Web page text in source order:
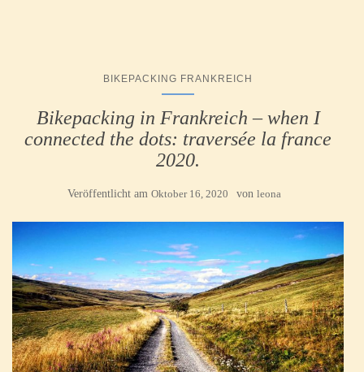
BIKEPACKING FRANKREICH
Bikepacking in Frankreich – when I
connected the dots: traversée la france
2020.
Veröffentlicht am Oktober 16, 2020 von leona